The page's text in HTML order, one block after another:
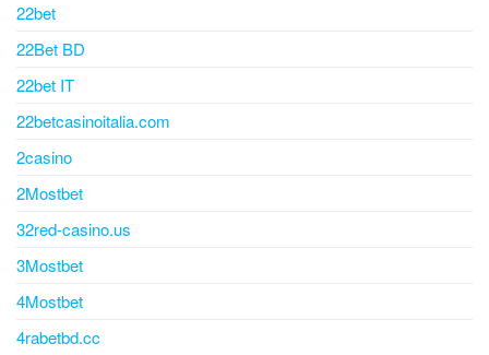
22bet
22Bet BD
22bet IT
22betcasinoitalia.com
2casino
2Mostbet
32red-casino.us
3Mostbet
4Mostbet
4rabetbd.cc